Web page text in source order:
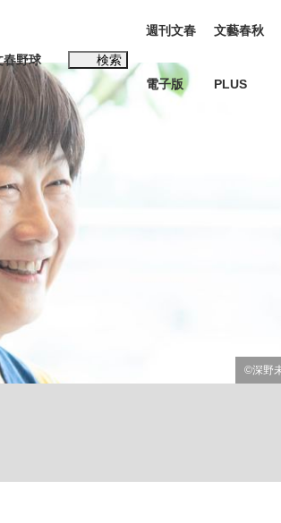
読書
真実 選手が明かす...
春野球 検索
週刊文春
電子版
文藝春秋
PLUS